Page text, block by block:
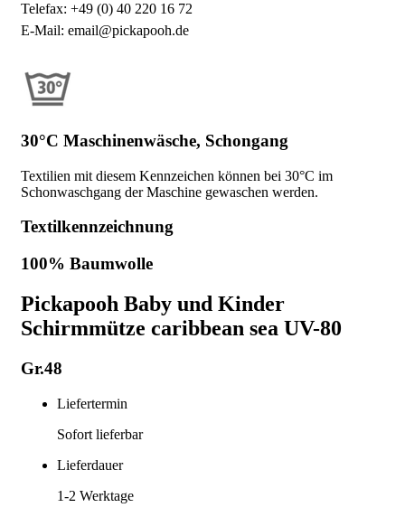
Telefax: +49 (0) 40 220 16 72
E-Mail: email@pickapooh.de
30°C Maschinenwäsche, Schongang
Textilien mit diesem Kennzeichen können bei 30°C im
Schonwaschgang der Maschine gewaschen werden.
Textilkennzeichnung
100% Baumwolle
Pickapooh Baby und Kinder
Schirmmütze caribbean sea UV-80
Gr.48
Liefertermin
Sofort lieferbar
Lieferdauer
1-2 Werktage